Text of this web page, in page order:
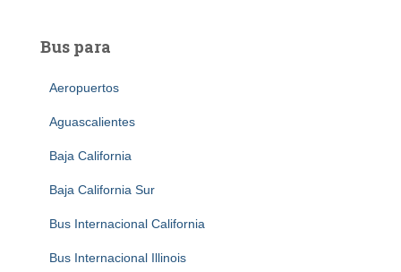
Bus para
Aeropuertos
Aguascalientes
Baja California
Baja California Sur
Bus Internacional California
Bus Internacional Illinois